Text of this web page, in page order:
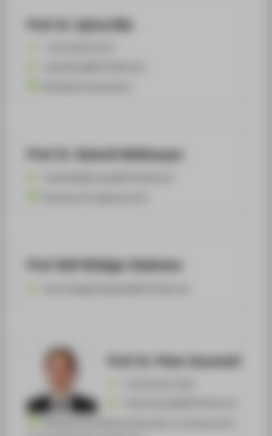
Prof. Dr. Sylvia Bös
Prof. Dr. Satenik Melkonyan
Prof. Rolf-Rüdiger Radeisen
Prof. Dr. Peter Zaumseil
Betriebswirtschaftliche Steuerlehre und Steuerrecht,